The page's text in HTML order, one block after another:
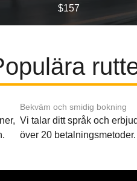
$157
Bekväm och smidig bokning
Vi talar ditt språk och
över 20 betalningsmetoder.